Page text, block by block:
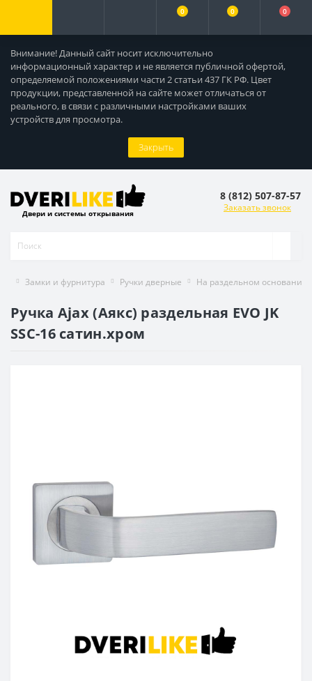
Внимание! Данный сайт носит исключительно
информационный характер и не является публичной офертой,
определяемой положениями части 2 статьи 437 ГК РФ. Цвет
продукции, представленной на сайте может отличаться от
реального, в связи с различными настройками ваших
устройств для просмотра.
Закрыть
0 0 0
Двери и системы открывания
8 (812) 507-87-57
Заказать звонок
Замки и фурнитура Ручки дверные На раздельном основании
Ручка Ajax (Аякс) раздельная EVO JK
SSC-16 сатин.хром